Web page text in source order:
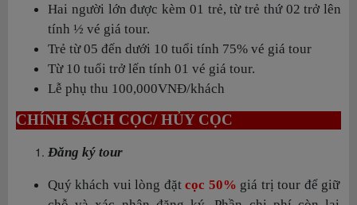
Hai người lớn được kèm 01 trẻ, từ trẻ thứ 02 trở lên
tính ½ vé giá tour.
Trẻ từ 05 đến dưới 10 tuổi tính 75% vé giá tour
Từ 10 tuổi trở lến tính 01 vé giá tour.
Lễ phụ thu 100,000VNĐ/khách
CHÍNH SÁCH CỌC/ HỦY CỌC
Đăng ký tour
Quý khách vui lòng đặtcọc 50% giá trị tour để giữ